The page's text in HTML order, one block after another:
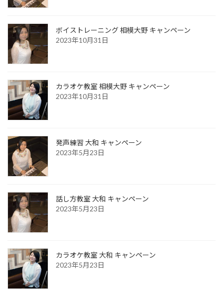
ボイストレーニング 相模大野 キャンペーン
2023年10月31日
カラオケ教室 相模大野 キャンペーン
2023年10月31日
発声練習 大和 キャンペーン
2023年5月23日
話し方教室 大和 キャンペーン
2023年5月23日
カラオケ教室 大和 キャンペーン
2023年5月23日